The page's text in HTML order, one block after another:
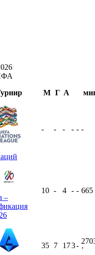
М Г А
- - - - - -
–
10 - 4 - - 665
35 7 173-
ʼ